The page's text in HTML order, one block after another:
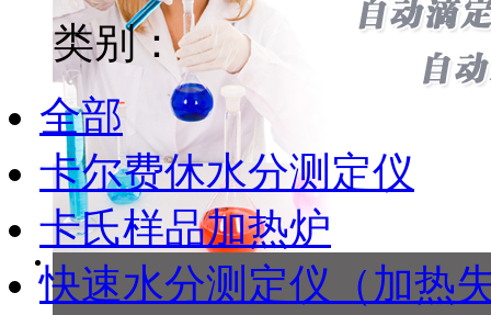
类别：
全部
卡尔费休水分测定仪
卡氏样品加热炉
快速水分测定仪（加热